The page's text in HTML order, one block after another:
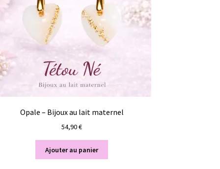
Opale – Bijoux au lait maternel
54,90€
Ajouter au panier